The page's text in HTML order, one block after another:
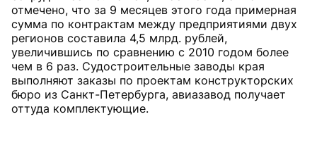
отмечено, что за 9 месяцев этого года примерная
сумма по контрактам между предприятиями двух
регионов составила 4,5 млрд. рублей,
увеличившись по сравнению с 2010 годом более
чем в 6 раз. Судостроительные заводы края
выполняют заказы по проектам конструкторских
бюро из Санкт-Петербурга, авиазавод получает
оттуда комплектующие.